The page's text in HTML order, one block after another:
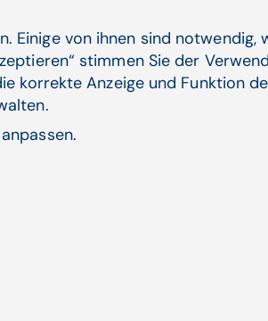
in
Bundesland Baden-Württemberg,
bei dem sich
von ihnen sind
stimmen Sie der
korrekte Anzeige und Funktion